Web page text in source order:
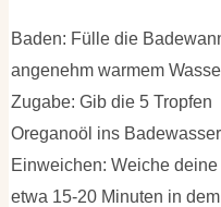
Baden: Fülle die
angenehm warmem
Zugabe: Gib die 5 Tropfen
Oreganoöl ins
Einweichen: Weiche
etwa 15-20 Minuten in dem